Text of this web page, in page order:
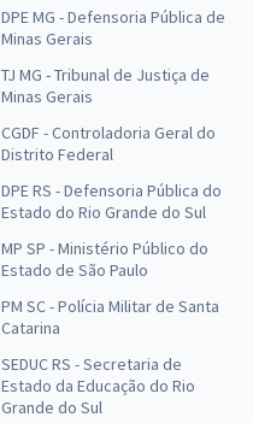
DPE MG - Defensoria Pública de
Minas Gerais
TJ MG - Tribunal de Justiça de
Minas Gerais
CGDF - Controladoria Geral do
Distrito Federal
DPE RS - Defensoria Pública do
Estado do Rio Grande do Sul
MP SP - Ministério Público do
Estado de São Paulo
PM SC - Polícia Militar de Santa
Catarina
SEDUC RS - Secretaria de
Estado da Educação do Rio
Grande do Sul